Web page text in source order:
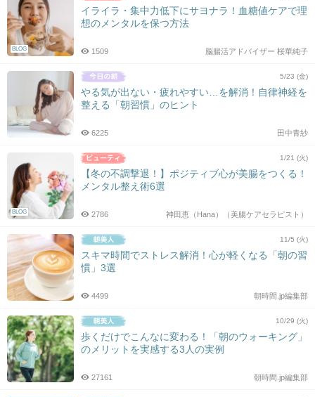
BLOG
イライラ・集中力低下にサヨナラ！血糖値ケアで理
想のメンタルを保つ方法
脳腸活アドバイザー 桜華純子
1509
5/23 (金)
やる気が出ない・疲れやすい…を解消！自律神経を
整える「朝習慣」のヒント
田中青紗
6225
BLOG
1/21 (火)
【冬の不調撃退！】ポジティブ心が美腸をつくる！
メンタル整え術6選
神田恵（Hana）（美腸ケアセラピスト）
2786
11/5 (火)
スキマ時間でストレス解消！心が軽くなる「朝の習
慣」3選
朝時間.jp編集部
4499
10/29 (火)
歩くだけでこんなに変わる！「朝のウォーキング」
のメリットを実感する3人の実例
朝時間.jp編集部
27161